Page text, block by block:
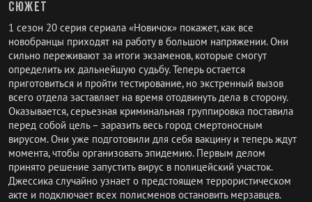
Сюжет
1 сезон 20 серия сериала «Новичок» покажет, как все
новобранцы приходят на работу в большом напряжении. Они
сильно переживают за итоги экзаменов, которые смогут
определить их дальнейшую судьбу. Теперь остается
приготовиться и пройти тестирование, но экстренный вызов
всего отдела заставляет на время отодвинуть дела в сторону.
Оказывается, серьезная криминальная группировка поставила
перед собой цель – заразить весь город смертоносным
вирусом. Они уже подготовили для себя вакцину и теперь ждут
момента, чтобы организовать эпидемию. Первым делом
принято решение запустить вирус в полицейский участок.
Джессика случайно узнает о предстоящем террористическом
акте и подключает всех полисменов остановить мерзавцев.